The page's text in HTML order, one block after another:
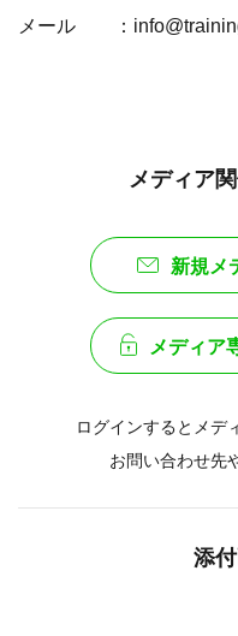
メール ：
メディア
新規メ
メディア
ログインするとメデ
お問い合わせ先
添